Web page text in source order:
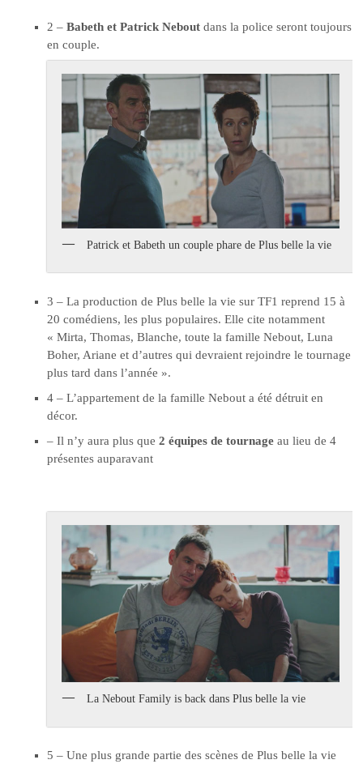
2 –Babeth et Patrick Nebout dans la police seront toujours
en couple.
Patrick et Babeth un couple phare de Plus belle la vie
3 – La production de Plus belle la vie sur TF1 reprend 15 à
20 comédiens, les plus populaires. Elle cite notamment
« Mirta, Thomas, Blanche, toute la famille Nebout, Luna
Boher, Ariane et d’autres qui devraient rejoindre le tournage
plus tard dans l’année ».
4 – L’appartement de la famille Nebout a été détruit en
décor.
– Il n’y aura plus que2 équipes de tournage au lieu de 4
présentes auparavant
La Nebout Family is back dans Plus belle la vie
5 – Une plus grande partie des scènes de Plus belle la vie